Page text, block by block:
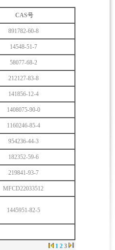
CAS号
891782-60-8
14548-51-7
58077-68-2
212127-83-8
141856-12-4
1408075-90-0
1160246-85-4
954236-44-3
182352-59-6
219841-93-7
MFCD22033512
1445951-82-5
1 2 3